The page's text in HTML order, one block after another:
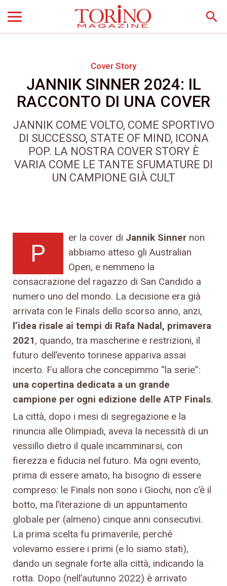
search
Cover Story
JANNIK SINNER 2024: IL
RACCONTO DI UNA COVER
JANNIK COME VOLTO, COME SPORTIVO
DI SUCCESSO, STATE OF MIND, ICONA
POP. LA NOSTRA COVER STORY È
VARIA COME LE TANTE SFUMATURE DI
UN CAMPIONE GIÀ CULT
P
er la cover di Jannik Sinner non
abbiamo atteso gli Australian
Open, e nemmeno la
consacrazione del ragazzo di San Candido a
numero uno del mondo. La decisione era già
arrivata con le Finals dello scorso anno, anzi,
l’idea risale ai tempi di Rafa Nadal, primavera
2021, quando, tra mascherine e restrizioni, il
futuro dell’evento torinese appariva assai
incerto. Fu allora che concepimmo “la serie”:
una copertina dedicata a un grande
campione per ogni edizione delle ATP Finals.
La città, dopo i mesi di segregazione e la
rinuncia alle Olimpiadi, aveva la necessità di un
vessillo dietro il quale incamminarsi, con
fierezza e fiducia nel futuro. Ma ogni evento,
prima di essere amato, ha bisogno di essere
compreso: le Finals non sono i Giochi, non c’è il
botto, ma l’iterazione di un appuntamento
globale per (almeno) cinque anni consecutivi.
La prima scelta fu primaverile, perché
volevamo essere i primi (e lo siamo stati),
dando un segnale forte alla città, indicando la
rotta. Dopo (nell’autunno 2022) è arrivato